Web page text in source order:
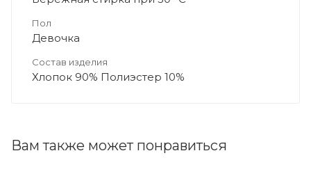
Пол
Девочка
Состав изделия
Хлопок 90% Полиэстер 10%
Вам также может понравиться